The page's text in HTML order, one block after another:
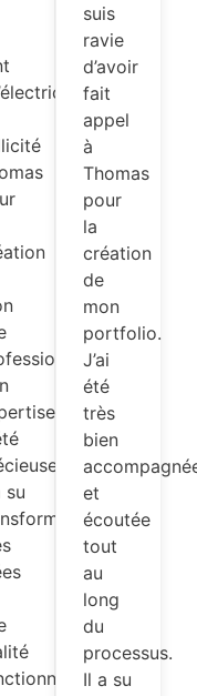
su
suis
ravie
d’avoir
fait
appel
à
Thomas
pour
la
création
de
mon
portfolio.
J’ai
été
très
bien
et
écoutée
tout
au
long
du
processus.
Il a su